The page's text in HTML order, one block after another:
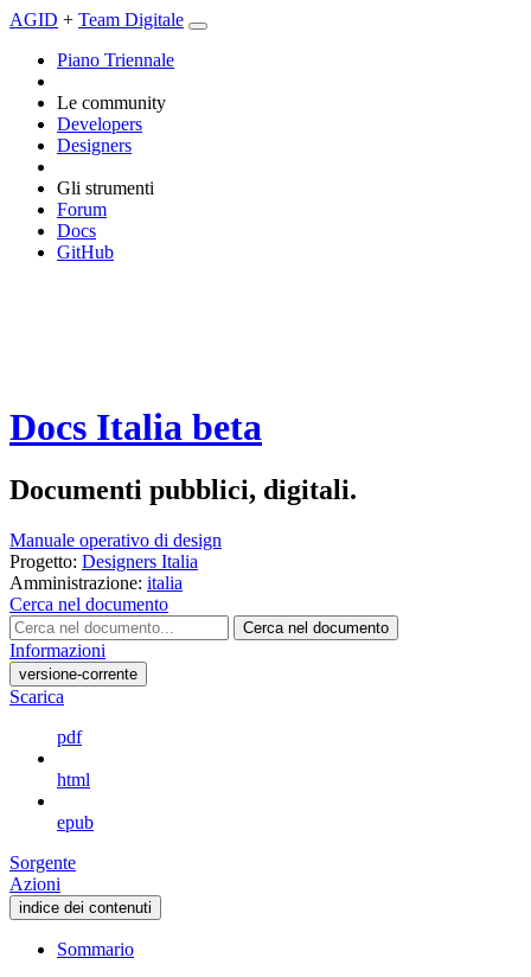
AGID + Team Digitale
Piano Triennale
Le community
Developers
Designers
Gli strumenti
Forum
Docs
GitHub
Docs Italia beta
Documenti pubblici, digitali.
Manuale operativo di design
Progetto: Designers Italia
Amministrazione: italia
Cerca nel documento
Cerca nel documento
Informazioni
versione-corrente
Scarica
pdf
html
epub
Sorgente
Azioni
indice dei contenuti
Sommario